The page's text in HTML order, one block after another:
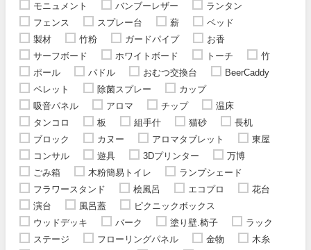
モニュメント
バンブーレザー
ランタン
フェンス
スプレー台 薪
ベッド
製材
竹粉 ガードパイプ
お香
サーフボード
ホワイトボード トーチ
竹
ポール
パドル おむつ交換台
BeerCaddy
ペレット
除菌スプレー
カップ
吸音パネル
アロマ チップ
温床
タンコロ
板 組手什 猫砂
長机
ブロック
カヌー アロマタブレット
東屋
コンサル
遊具 3Dプリンター
万博
ごみ箱
木粉簡易トイレ
ランプシェード
フラワースタンド
桧風呂 エコプロ
花台
演台
風呂蓋
ピクニックボックス
ウッドデッキ
バーク 塗り壁.椅子
ラック
ステージ
フローリングパネル 金物
木糸